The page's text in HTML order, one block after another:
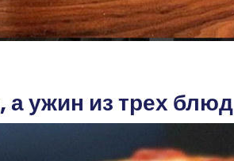
а ужин из трех блюд